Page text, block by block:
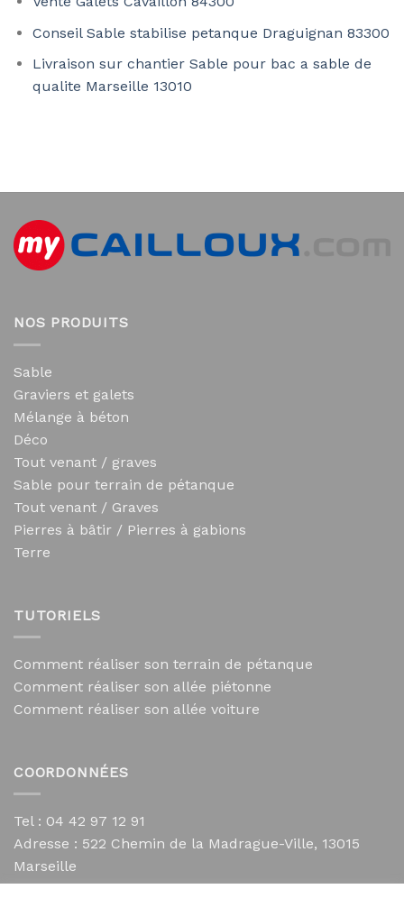
Conseil Sable stabilise petanque Draguignan 83300
Livraison sur chantier Sable pour bac a sable de
qualite Marseille 13010
NOS PRODUITS
Sable
Graviers et galets
Mélange à béton
Déco
Tout venant / graves
Sable pour terrain de pétanque
Tout venant / Graves
Pierres à bâtir / Pierres à gabions
Terre
TUTORIELS
Comment réaliser son terrain de pétanque
Comment réaliser son allée piétonne
Comment réaliser son allée voiture
COORDONNÉES
Tel : 04 42 97 12 91
Adresse : 522 Chemin de la Madrague-Ville, 13015
Marseille
contact@mycailloux.com